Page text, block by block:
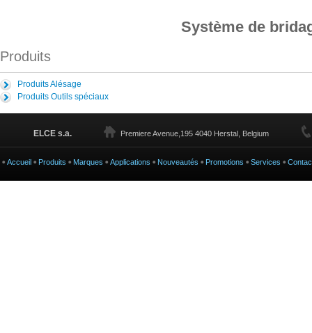
Système de
Produits
Produits Alésage
Produits Outils spéciaux
ELCE s.a. Premiere Avenue,195 4040 Herstal, Belgium
Accueil Produits Marques Applications Nouveautés Promotions Services